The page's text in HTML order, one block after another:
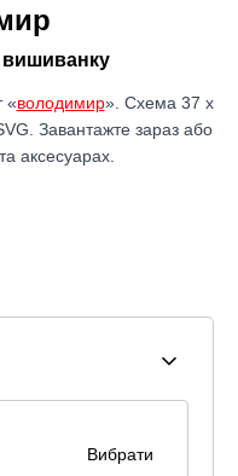
вишиванку
«володимир». Схема 37 x
Завантажте зараз або
аксесуарах.
Вибрати